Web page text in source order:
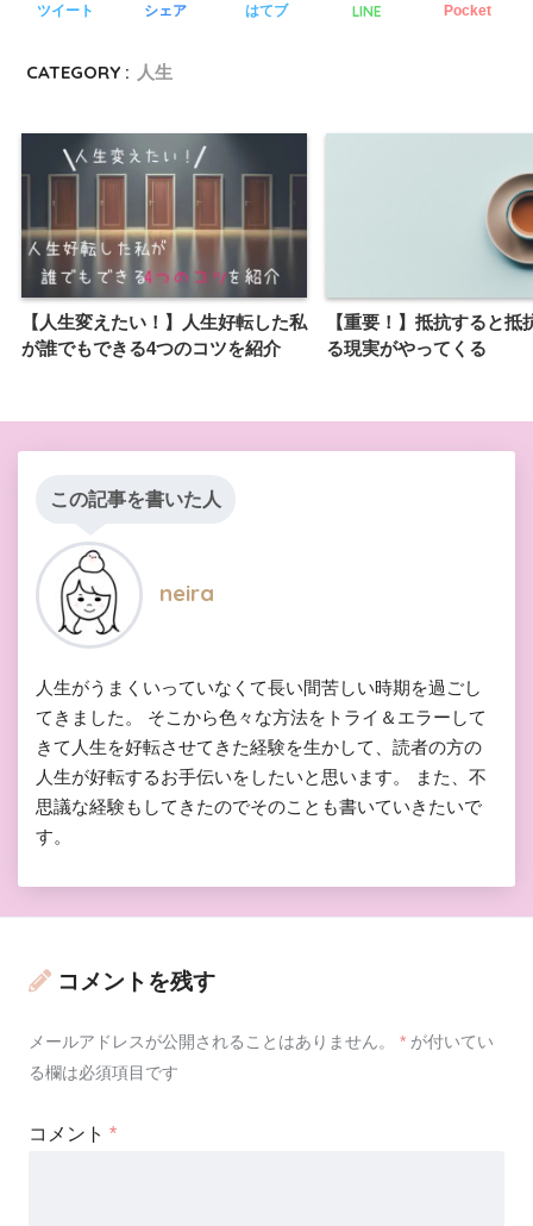
ツイート シェア はてブ LINE Pocket
CATEGORY : 人生
【人生変えたい！】人生好転した私
が誰でもできる4つのコツを紹介
【重要！】抵抗すると抵
る現実がやってくる
この記事を書いた人
neira
人生がうまくいっていなくて長い間苦しい時期を過ごし
てきました。 そこから色々な方法をトライ＆エラーして
きて人生を好転させてきた経験を生かして、読者の方の
人生が好転するお手伝いをしたいと思います。 また、不
思議な経験もしてきたのでそのことも書いていきたいで
す。
コメントを残す
メールアドレスが公開されることはありません。 * が付いてい
る欄は必須項目です
コメント *